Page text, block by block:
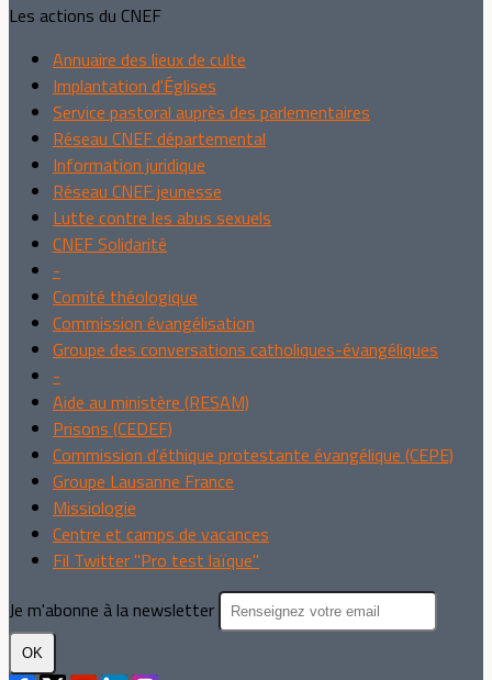
Les actions du CNEF
Annuaire des lieux de culte
Implantation d'Églises
Service pastoral auprès des parlementaires
Réseau CNEF départemental
Information juridique
Réseau CNEF jeunesse
Lutte contre les abus sexuels
CNEF Solidarité
-
Comité théologique
Commission évangélisation
Groupe des conversations catholiques-évangéliques
-
Aide au ministère (RESAM)
Prisons (CEDEF)
Commission d'éthique protestante évangélique (CEPE)
Groupe Lausanne France
Missiologie
Centre et camps de vacances
Fil Twitter "Pro test laïque"
Je m'abonne à la newsletter
OK